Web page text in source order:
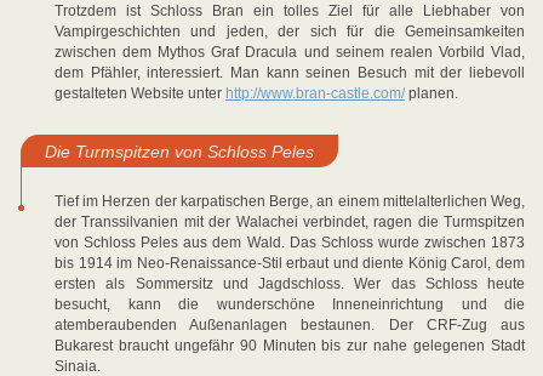
Trotzdem ist Schloss Bran ein tolles Ziel für alle Liebhaber von
Vampirgeschichten und jeden, der sich für die Gemeinsamkeiten
zwischen dem Mythos Graf Dracula und seinem realen Vorbild Vlad,
dem Pfähler, interessiert. Man kann seinen Besuch mit der liebevoll
gestalteten Website unter http://www.bran-castle.com/planen.
Die Turmspitzen von Schloss Peles
Tief im Herzen der karpatischen Berge, an einem mittelalterlichen Weg,
der Transsilvanien mit der Walachei verbindet, ragen die Turmspitzen
von Schloss Peles aus dem Wald. Das Schloss wurde zwischen 1873
bis 1914 im Neo-Renaissance-Stil erbaut und diente König Carol, dem
ersten als Sommersitz und Jagdschloss. Wer das Schloss heute
besucht, kann die wunderschöne Inneneinrichtung und die
atemberaubenden Außenanlagen bestaunen. Der CRF-Zug aus
Bukarest braucht ungefähr 90 Minuten bis zur nahe gelegenen Stadt
Sinaia.